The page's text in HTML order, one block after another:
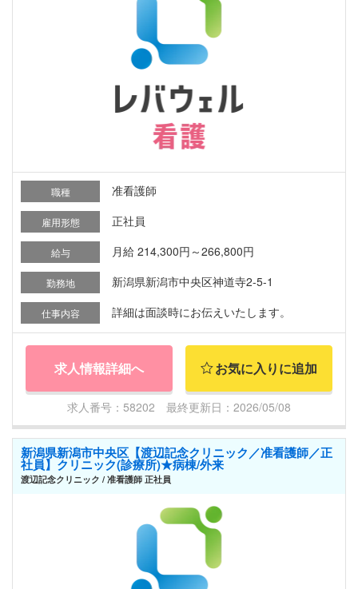
職種 准看護師
雇用形態 正社員
給与 月給 214,300円～266,800円
勤務地 新潟県新潟市中央区神道寺2-5-1
仕事内容 詳細は面談時にお伝えいたします。
求人情報詳細へ お気に入りに追加
求人番号：58202 最終更新日：2026/05/08
新潟県新潟市中央区【渡辺記念クリニック／准看護師／正
社員】クリニック(診療所)★病棟/外来
渡辺記念クリニック / 准看護師 正社員